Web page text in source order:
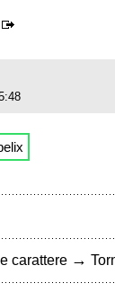
carattere →